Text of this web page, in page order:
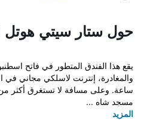
حول ستار سيتي هوتل
يقع هذا الفندق المتطور في فاتح
ساعة. وعلى مسافة لا تستغرق أكثر
مسجد شاه ...
المزيد